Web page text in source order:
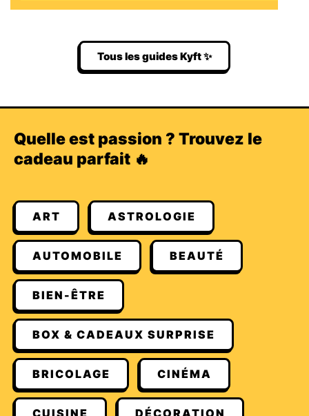
Tous les guides Kyft ✨
Quelle est passion ? Trouvez le
cadeau parfait 🔥
ART ASTROLOGIE
AUTOMOBILE BEAUTÉ
BIEN-ÊTRE
BOX & CADEAUX SURPRISE
BRICOLAGE CINÉMA